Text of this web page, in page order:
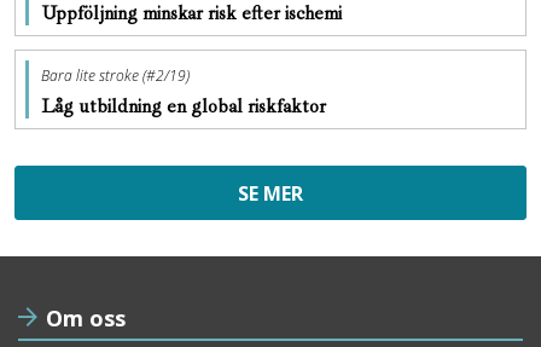
Uppföljning minskar risk efter ischemi
Bara lite stroke (#2/19)
Låg utbildning en global riskfaktor
SE MER
Om oss